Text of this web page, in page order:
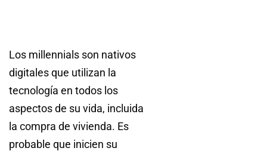
Los millennials son nativos
digitales que utilizan la
tecnología en todos los
aspectos de su vida, incluida
la compra de vivienda. Es
probable que inicien su